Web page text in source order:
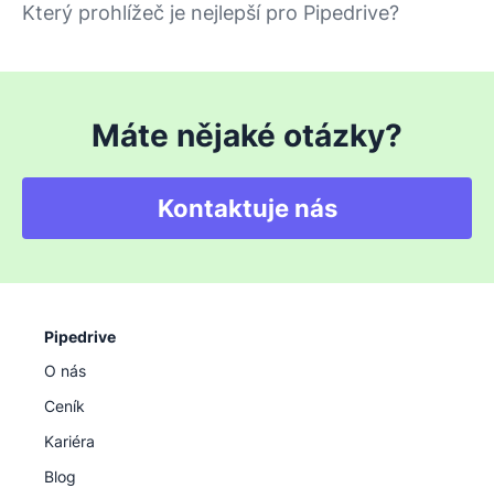
Který prohlížeč je nejlepší pro Pipedrive?
Máte nějaké otázky?
Kontaktuje nás
Pipedrive
O nás
Ceník
Kariéra
Blog